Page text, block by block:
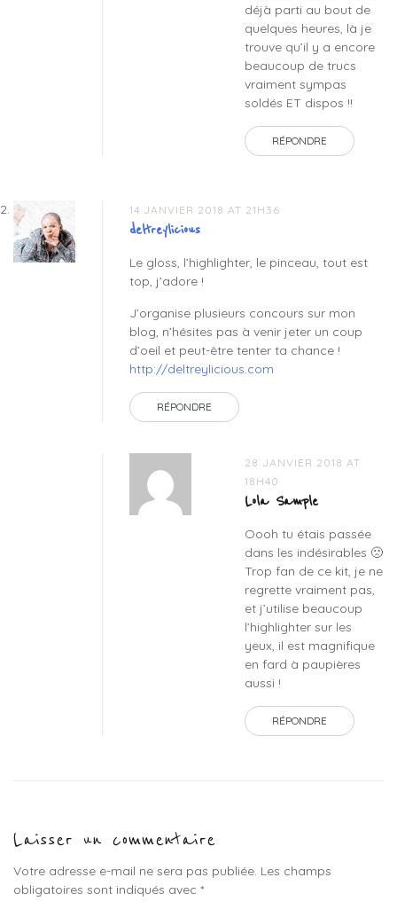
déjà parti au bout de
quelques heures, là je
trouve qu’il y a encore
beaucoup de trucs
vraiment sympas
soldés ET dispos !!
RÉPONDRE
14 JANVIER 2018 AT 21H36
deltreylicious
Le gloss, l’highlighter, le pinceau, tout est
top, j’adore !
J’organise plusieurs concours sur mon
blog, n’hésites pas à venir jeter un coup
d’oeil et peut-être tenter ta chance !
http://deltreylicious.com
RÉPONDRE
28 JANVIER 2018 AT
18H40
Lola Sample
Oooh tu étais passée
dans les indésirables 🙁
Trop fan de ce kit, je ne
regrette vraiment pas,
et j’utilise beaucoup
l’highlighter sur les
yeux, il est magnifique
en fard à paupières
aussi !
RÉPONDRE
Laisser un commentaire
Votre adresse e-mail ne sera pas publiée. Les champs
obligatoires sont indiqués avec *